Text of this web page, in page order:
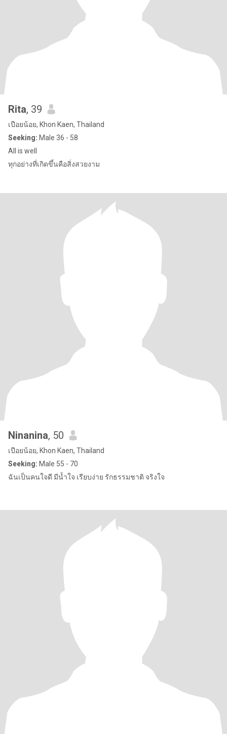
Rita, 39
เปือยน้อย, Khon Kaen, Thailand
Seeking: Male 36 - 58
All is well
ทุกอย่างที่เกิดขึ้นคือสิ่งสวยงาม
Ninanina, 50
เปือยน้อย, Khon Kaen, Thailand
Seeking: Male 55 - 70
ฉันเป็นคนใจดี มีน้ำใจ เรียบง่าย รักธรรมชาติ จริงใจ